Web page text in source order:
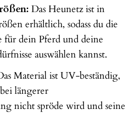
Das Heunetz ist in
erhältlich, sodass du die
für dein Pferd und deine
auswählen kannst.
Material ist UV-beständig,
längerer
nicht spröde wird und seine